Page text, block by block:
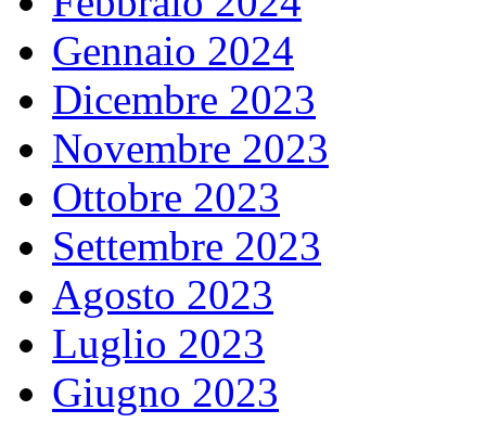
Gennaio 2024
Dicembre 2023
Novembre 2023
Ottobre 2023
Settembre 2023
Agosto 2023
Luglio 2023
Giugno 2023